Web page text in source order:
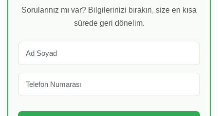
Sorularınız mı var? Bilgilerinizi bırakın, size en kısa
sürede geri dönelim.